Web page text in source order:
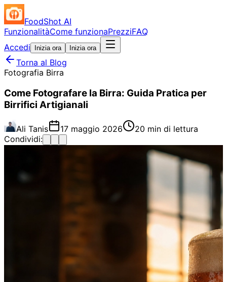
FoodShot AI
FunzionalitàCome funzionaPrezziFAQ
Accedi
Inizia ora Inizia ora
Torna al Blog
Fotografia Birra
Come Fotografare la Birra: Guida Pratica per
Birrifici Artigianali
Ali Tanis 17 maggio 2026
20 min di lettura
Condividi: